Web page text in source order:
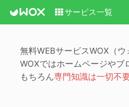
サービス一覧
無料WEBサービスWOX（ウ
WOXではホームページやブ
もちろん専門知識は一切不